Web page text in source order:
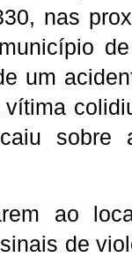
nas
um
sobre
ao
de